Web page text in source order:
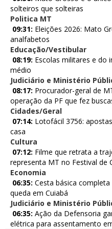
solteiros que solteiras
Politica MT
09:31: Eleições 2026: Mato
analfabetos
Educação/Vestibular
08:19: Escolas militares e do
médio
Judiciário e Ministério
08:17: Procurador-geral de
operação da PF que fez
Cidades/Geral
07:14: Lotofácil 3756:
casa
Cultura
07:12: Filme que retrata a
representa MT no Festival de
Economia
06:35: Cesta básica
queda em Cuiabá
Judiciário e Ministério
06:35: Ação da Defensoria
elétrica para assentamento